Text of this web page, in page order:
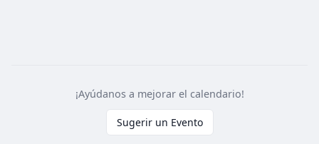
¡Ayúdanos a mejorar el calendario!
Sugerir un Evento